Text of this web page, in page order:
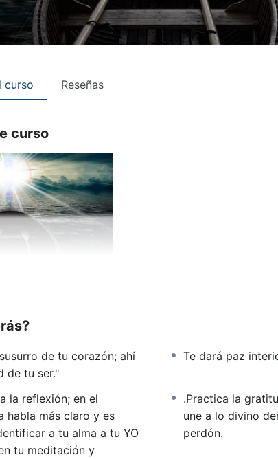
curso Reseñas
curso
Akashicos
Canal
energía vital
– Asiento del Tiempo
– Asiento del Alma
– Estrella de la Tierra – Llamada a la Acción
de tu corazón; ahí
de tu ser."
Te dará paz
la reflexión; en el
habla más claro y es
a tu alma a tu YO
tu meditación y
.Practica la
une a lo divino
perdón.